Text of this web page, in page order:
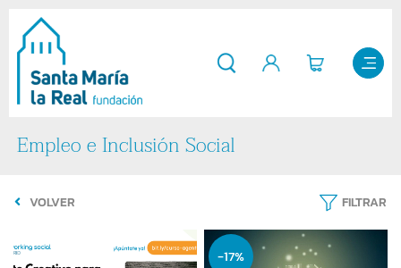
Empleo e Inclusión Social
VOLVER FILTRAR
-17%